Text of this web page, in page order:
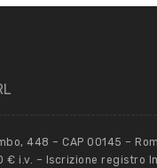
448 – CAP 00145 –
€ i.v. – Iscrizione registro